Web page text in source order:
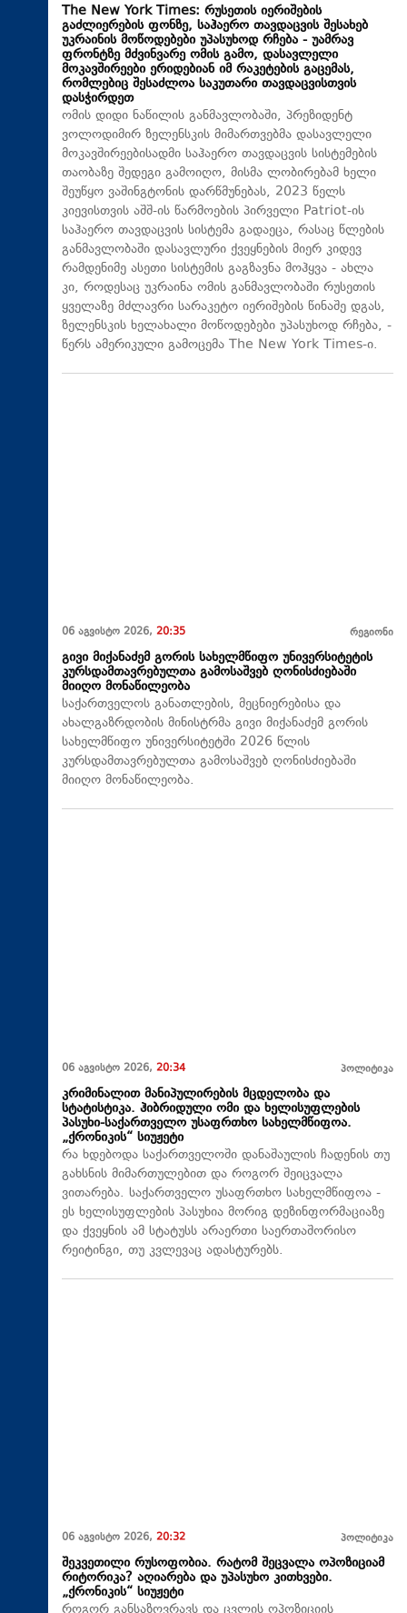
The New York Times: რუსეთის იერიშების
გაძლიერების ფონზე, საჰაერო თავდაცვის შესახებ
უკრაინის მოწოდებები უპასუხოდ რჩება - უამრავ
ფრონტზე მძვინვარე ომის გამო, დასავლელი
მოკავშირეები ერიდებიან იმ რაკეტების გაცემას,
რომლებიც შესაძლოა საკუთარი თავდაცვისთვის
დასჭირდეთ
ომის დიდი ნაწილის განმავლობაში, პრეზიდენტ
ვოლოდიმირ ზელენსკის მიმართვებმა დასავლელი
მოკავშირეებისადმი საჰაერო თავდაცვის სისტემების
თაობაზე შედეგი გამოიღო, მისმა ლობირებამ ხელი
შეუწყო ვაშინგტონის დარწმუნებას, 2023 წელს
კიევისთვის აშშ-ის წარმოების პირველი Patriot-ის
საჰაერო თავდაცვის სისტემა გადაეცა, რასაც წლების
განმავლობაში დასავლური ქვეყნების მიერ კიდევ
რამდენიმე ასეთი სისტემის გაგზავნა მოჰყვა - ახლა
კი, როდესაც უკრაინა ომის განმავლობაში რუსეთის
ყველაზე მძლავრი სარაკეტო იერიშების წინაშე დგას,
ზელენსკის ხელახალი მოწოდებები უპასუხოდ რჩება, -
წერს ამერიკული გამოცემა The New York Times-ი.
06 აგვისტო 2026, 20:35 რეგიონი
გივი მიქანაძემ გორის სახელმწიფო უნივერსიტეტის
კურსდამთავრებულთა გამოსაშვებ ღონისძიებაში
მიიღო მონაწილეობა
საქართველოს განათლების, მეცნიერებისა და
ახალგაზრდობის მინისტრმა გივი მიქანაძემ გორის
სახელმწიფო უნივერსიტეტში 2026 წლის
კურსდამთავრებულთა გამოსაშვებ ღონისძიებაში
მიიღო მონაწილეობა.
06 აგვისტო 2026, 20:34 პოლიტიკა
კრიმინალით მანიპულირების მცდელობა და
სტატისტიკა. ჰიბრიდული ომი და ხელისუფლების
პასუხი-საქართველო უსაფრთხო სახელმწიფოა.
„ქრონიკის“ სიუჟეტი
რა ხდებოდა საქართველოში დანაშაულის ჩადენის თუ
გახსნის მიმართულებით და როგორ შეიცვალა
ვითარება. საქართველო უსაფრთხო სახელმწიფოა -
ეს ხელისუფლების პასუხია მორიგ დეზინფორმაციაზე
და ქვეყნის ამ სტატუსს არაერთი საერთაშორისო
რეიტინგი, თუ კვლევაც ადასტურებს.
06 აგვისტო 2026, 20:32 პოლიტიკა
შეკვეთილი რუსოფობია. რატომ შეცვალა ოპოზიციამ
რიტორიკა? აღიარება და უპასუხო კითხვები.
„ქრონიკის“ სიუჟეტი